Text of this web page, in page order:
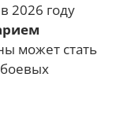
2026 году
может стать